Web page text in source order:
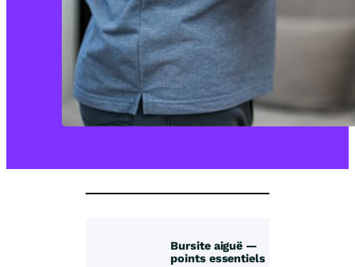
Bursite aiguë —
points essentiels